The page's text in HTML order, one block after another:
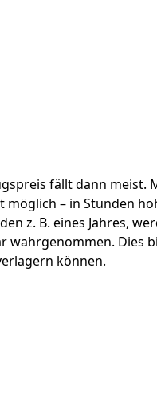
fällt dann meist.
– in Stunden
z. B. eines Jahres,
Dies
können.